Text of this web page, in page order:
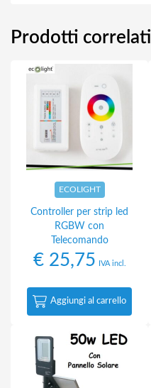
Prodotti correlati
ECOLIGHT
Controller per strip led
RGBW con
Telecomando
€25,75 IVA incl.
Aggiungi al carrello